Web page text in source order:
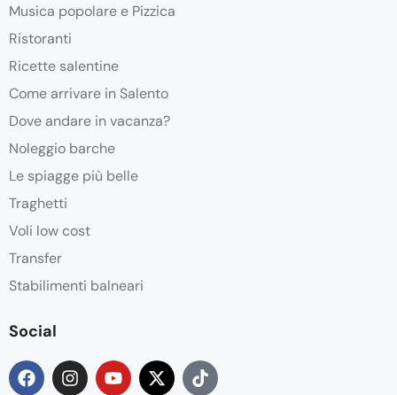
Musica popolare e Pizzica
Ristoranti
Ricette salentine
Come arrivare in Salento
Dove andare in vacanza?
Noleggio barche
Le spiagge più belle
Traghetti
Voli low cost
Transfer
Stabilimenti balneari
Social